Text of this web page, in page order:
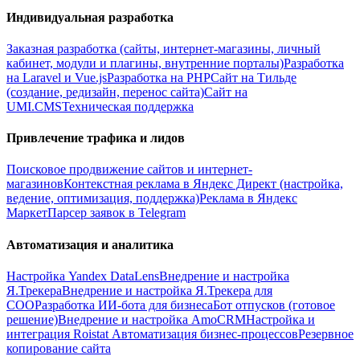
Индивидуальная разработка
Заказная разработка (сайты, интернет-магазины, личный
кабинет, модули и плагины, внутренние порталы)Разработка
на Laravel и Vue.jsРазработка на PHPСайт на Тильде
(создание, редизайн, перенос сайта)Сайт на
UMI.CMSТехническая поддержка
Привлечение трафика и лидов
Поисковое продвижение сайтов и интернет-
магазиновКонтекстная реклама в Яндекс Директ (настройка,
ведение, оптимизация, поддержка)Реклама в Яндекс
МаркетПарсер заявок в Telegram
Автоматизация и аналитика
Настройка Yandex DataLensВнедрение и настройка
Я.ТрекераВнедрение и настройка Я.Трекера для
СООРазработка ИИ-бота для бизнесаБот отпусков (готовое
решение)Внедрение и настройка AmoCRMНастройка и
интеграция Roistat Автоматизация бизнес-процессовРезервное
копирование сайта